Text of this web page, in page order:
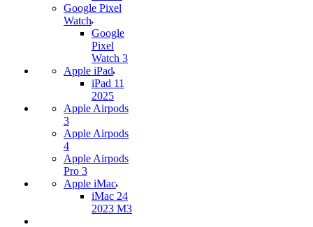
Google Pixel
Watch
Google
Pixel
Watch 3
Apple iPad
iPad 11
2025
Apple Airpods
3
Apple Airpods
4
Apple Airpods
Pro 3
Apple iMac
iMac 24
2023 M3